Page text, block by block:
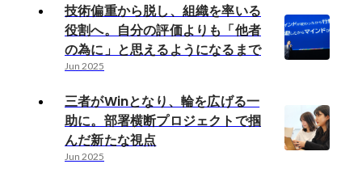
技術偏重から脱し、組織を率いる
役割へ。自分の評価よりも「他者
の為に」と思えるようになるまで
Jun 2025
三者がWinとなり、輪を広げる一
助に。部署横断プロジェクトで掴
んだ新たな視点
Jun 2025